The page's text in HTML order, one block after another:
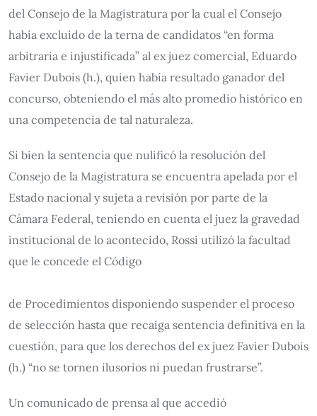
del Consejo de la Magistratura por la cual el Consejo
había excluido de la terna de candidatos “en forma
arbitraria e injustificada” al ex juez comercial, Eduardo
Favier Dubois (h.), quien había resultado ganador del
concurso, obteniendo el más alto promedio histórico en
una competencia de tal naturaleza.
Si bien la sentencia que nulificó la resolución del
Consejo de la Magistratura se encuentra apelada por el
Estado nacional y sujeta a revisión por parte de la
Cámara Federal, teniendo en cuenta el juez la gravedad
institucional de lo acontecido, Rossi utilizó la facultad
que le concede el Código
de Procedimientos disponiendo suspender el proceso
de selección hasta que recaiga sentencia definitiva en la
cuestión, para que los derechos del ex juez Favier Dubois
(h.) “no se tornen ilusorios ni puedan frustrarse”.
Un comunicado de prensa al que accedió